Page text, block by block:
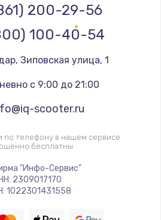
200-29-56
100-40-54
, Зиповская улица, 1
с 9:00 до 21:00
scooter.ru
по телефону в нашем сервисе
бесплатны
"Инфо-Сервис"
2309017170
1022301431558